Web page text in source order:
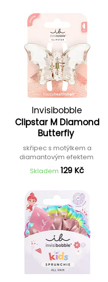
Invisibobble
Clipstar M Diamond
Butterfly
skřipec s motýlkem a
diamantovým efektem
Skladem 129 Kč